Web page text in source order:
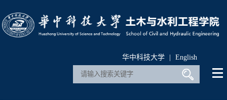
华中科技大学 | English